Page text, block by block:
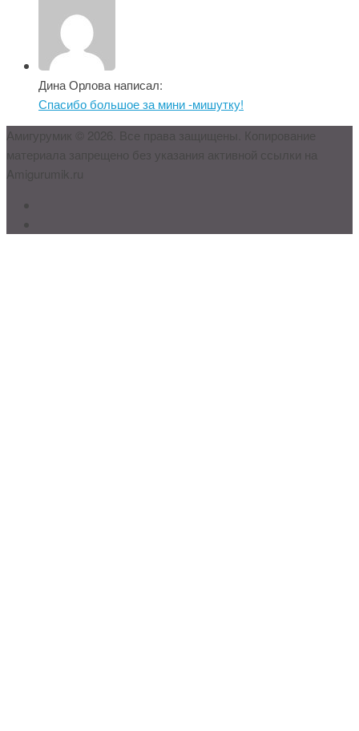
Дина Орлова написал:
Спасибо большое за мини -мишутку!
Амигурумик © 2026. Все права защищены. Копирование
материала запрещено без указания активной ссылки на
Amigurumik.ru